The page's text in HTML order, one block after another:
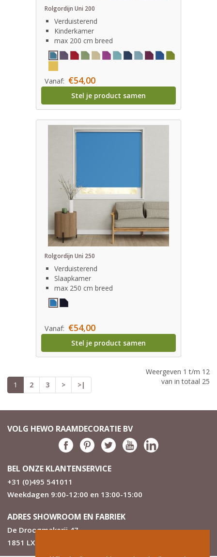
Rolgordijn Uni 200
Verduisterend
Kinderkamer
max 200 cm breed
Vanaf: €54,00
Stel je product samen
Rolgordijn Uni 250
Verduisterend
Slaapkamer
max 250 cm breed
Vanaf: €54,00
Stel je product samen
1 2 3 > >|
Weergeven 1 t/m 12
van in totaal 25
VOLG HEWO RAAMDECORATIE BV
BEL ONZE KLANTENSERVICE
+31 (0)495 541011
Weekdagen 9:00-12:00 en 13:00-15:00
ADRES SHOWROOM EN FABRIEK
De Droogmakerij 47
1851 LX Heiloo